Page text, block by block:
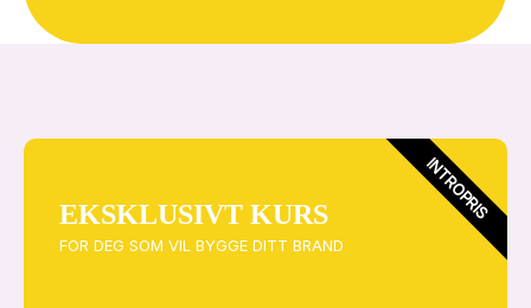
EKSKLUSIVT KURS
FOR DEG SOM VIL BYGGE DITT BRAND
INTROPRIS